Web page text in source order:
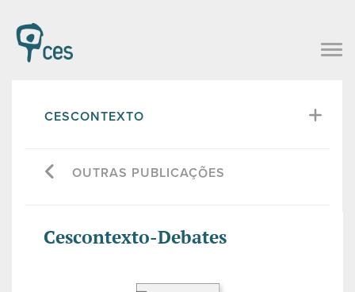
CESCONTEXTO
OUTRAS PUBLICAÇÕES
Cescontexto-Debates